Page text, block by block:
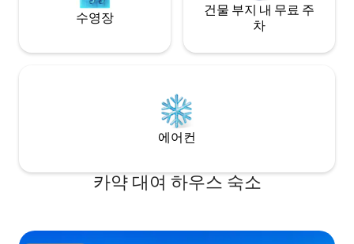
수영장
건물 부지 내 무료 주
차
에어컨
카약 대여 하우스 숙소